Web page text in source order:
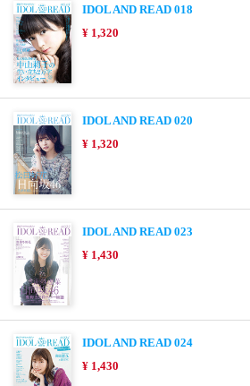
IDOL AND READ 018
¥ 1,320
IDOL AND READ 020
¥ 1,320
IDOL AND READ 023
¥ 1,430
IDOL AND READ 024
¥ 1,430